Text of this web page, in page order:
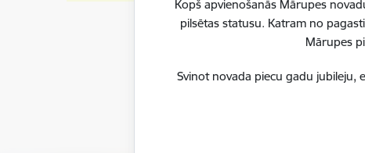
Kopš apvienošanās Mārupes
pilsētas statusu. Katram no
Mārupes
Svinot novada piecu gadu jubileju,